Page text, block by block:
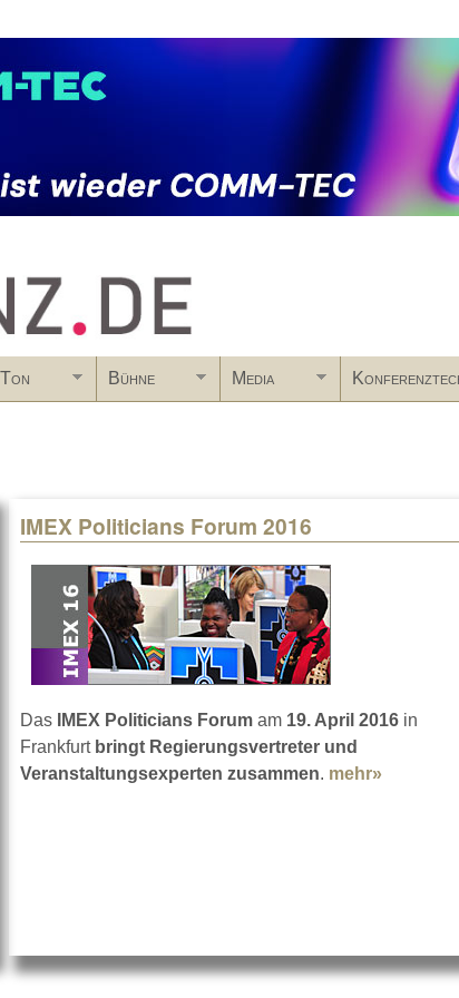
Ton Bühne Media
IMEX Politicians Forum 2016
Das IMEX Politicians Forum am 19. April 2016 in
Frankfurt bringt Regierungsvertreter und
Veranstaltungsexperten zusammen. mehr»